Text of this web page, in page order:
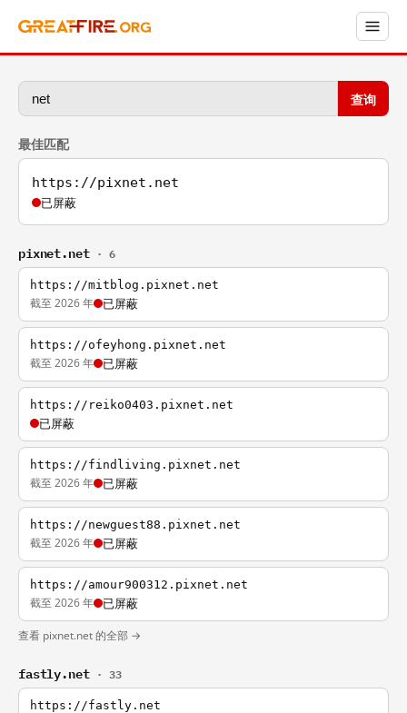
查询
最佳匹配
https://pixnet.net
已屏蔽
pixnet.net · 6
https://mitblog.pixnet.net
截至 2026 年 已屏蔽
https://ofeyhong.pixnet.net
截至 2026 年 已屏蔽
https://reiko0403.pixnet.net
已屏蔽
https://findliving.pixnet.net
截至 2026 年 已屏蔽
https://newguest88.pixnet.net
截至 2026 年 已屏蔽
https://amour900312.pixnet.net
截至 2026 年 已屏蔽
查看 pixnet.net 的全部 →
fastly.net · 33
https://fastly.net